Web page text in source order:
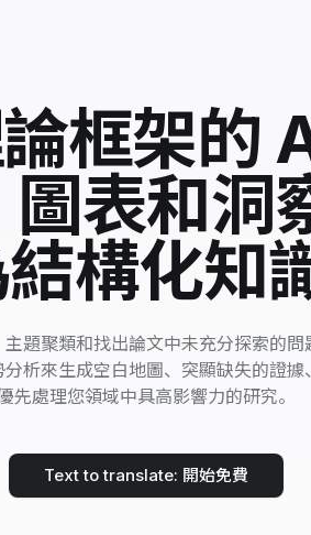
框架的
表和洞
構化知
題聚類和找出論文中未充分探索的
析來生成空白地圖、突顯缺失的證
先處理您領域中具高影響力的研究。
Text to translate: 開始免費